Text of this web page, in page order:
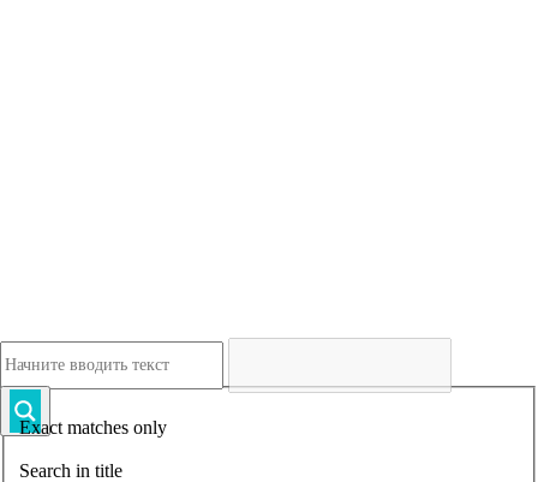
Exact matches only
Search in title